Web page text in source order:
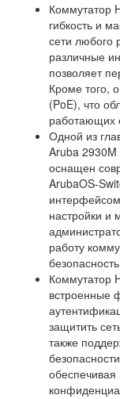
Коммутатор
гибкость и
сети любого
различные
позволяет
Кроме того,
(PoE), что
работающих
Одной из
Aruba 2930M
оснащен
ArubaOS-
настройки и
работу
Коммутатор
встроенные
защитить
также